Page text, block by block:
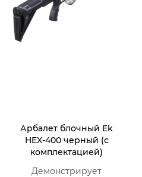
Арбалет блочный Ek
HEX-400 черный (с
комплектацией)
Демонстрирует